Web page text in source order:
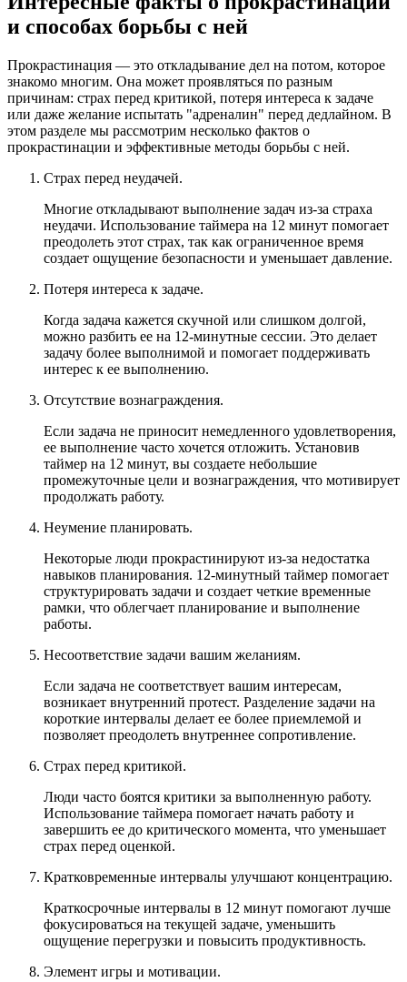
и способах борьбы с ней
Прокрастинация — это откладывание дел на потом, которое
знакомо многим. Она может проявляться по разным
причинам: страх перед критикой, потеря интереса к задаче
или даже желание испытать "адреналин" перед дедлайном. В
этом разделе мы рассмотрим несколько фактов о
прокрастинации и эффективные методы борьбы с ней.
Страх перед неудачей.
Многие откладывают выполнение задач из-за страха
неудачи. Использование таймера на 12 минут помогает
преодолеть этот страх, так как ограниченное время
создает ощущение безопасности и уменьшает давление.
Потеря интереса к задаче.
Когда задача кажется скучной или слишком долгой,
можно разбить ее на 12-минутные сессии. Это делает
задачу более выполнимой и помогает поддерживать
интерес к ее выполнению.
Отсутствие вознаграждения.
Если задача не приносит немедленного удовлетворения,
ее выполнение часто хочется отложить. Установив
таймер на 12 минут, вы создаете небольшие
промежуточные цели и вознаграждения, что мотивирует
продолжать работу.
Неумение планировать.
Некоторые люди прокрастинируют из-за недостатка
навыков планирования. 12-минутный таймер помогает
структурировать задачи и создает четкие временные
рамки, что облегчает планирование и выполнение
работы.
Несоответствие задачи вашим желаниям.
Если задача не соответствует вашим интересам,
возникает внутренний протест. Разделение задачи на
короткие интервалы делает ее более приемлемой и
позволяет преодолеть внутреннее сопротивление.
Страх перед критикой.
Люди часто боятся критики за выполненную работу.
Использование таймера помогает начать работу и
завершить ее до критического момента, что уменьшает
страх перед оценкой.
Кратковременные интервалы улучшают концентрацию.
Краткосрочные интервалы в 12 минут помогают лучше
фокусироваться на текущей задаче, уменьшить
ощущение перегрузки и повысить продуктивность.
Элемент игры и мотивации.